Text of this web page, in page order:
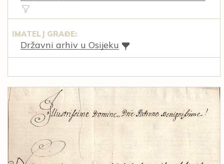
IMATELJ GRAĐE:
Državni arhiv u Osijeku